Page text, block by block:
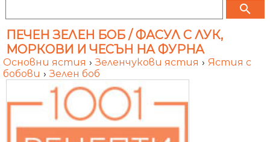
search
ПЕЧЕН ЗЕЛЕН БОБ / ФАСУЛ С ЛУК,
МОРКОВИ И ЧЕСЪН НА ФУРНА
Основни ястия › Зеленчукови ястия › Ястия с
бобови › Зелен боб